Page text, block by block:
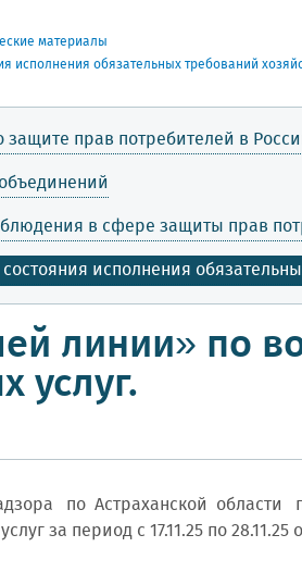
материалы
исполнения обязательных требований
защите прав потребителей в
в сфере защиты прав
исполнения
линии» по
услуг.
по Астраханской области
за период с 17.11.25 по